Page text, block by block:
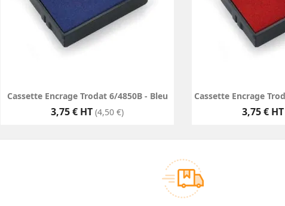
Cassette Encrage Trodat 6/4850B - Bleu
Prix
3,75 € HT (4,50 €)
Cassette Encrage
Prix
3,75 € HT